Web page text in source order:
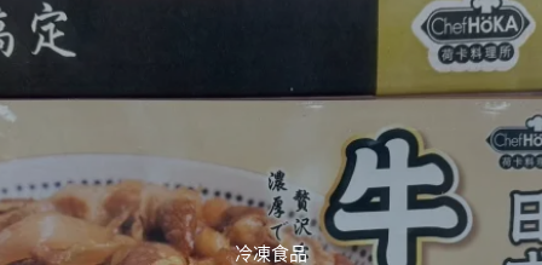
冷凍食品